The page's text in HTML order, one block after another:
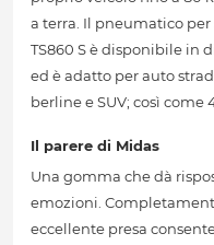
a terra. Il pneumatico
TS860 S è disponibile in
ed è adatto per auto
berline e SUV; così come
Il parere di Midas
Una gomma che dà
emozioni.
eccellente presa